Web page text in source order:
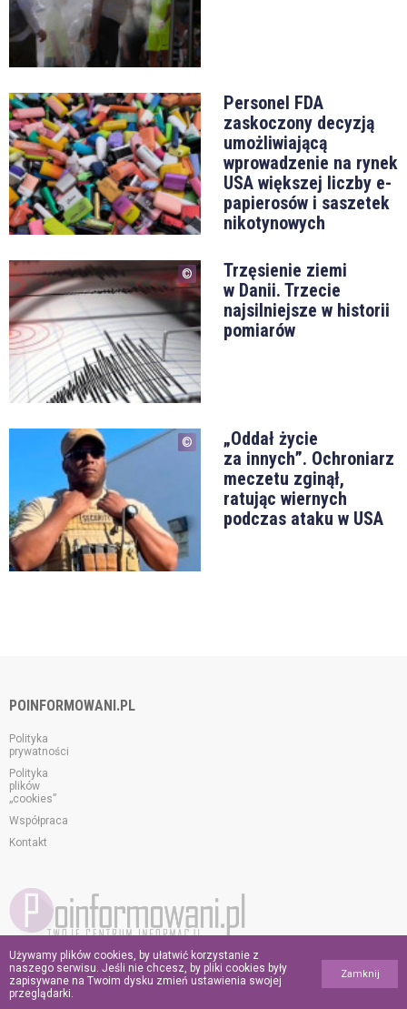
Personel FDA
zaskoczony decyzją
umożliwiającą
wprowadzenie na rynek
USA większej liczby e-
papierosów i saszetek
nikotynowych
Trzęsienie ziemi
w Danii. Trzecie
najsilniejsze w historii
pomiarów
„Oddał życie
za innych”. Ochroniarz
meczetu zginął,
ratując wiernych
podczas ataku w USA
POINFORMOWANI.PL
Polityka
prywatności
Polityka
plików
„cookies”
Współpraca
Kontakt
© 2026 poinformowani.pl.
Wszelkie prawa zastrzeżone.
Używamy plików cookies, by ułatwić korzystanie z
naszego serwisu. Jeśli nie chcesz, by pliki cookies były
zapisywane na Twoim dysku zmień ustawienia swojej
przeglądarki.
Zamknij